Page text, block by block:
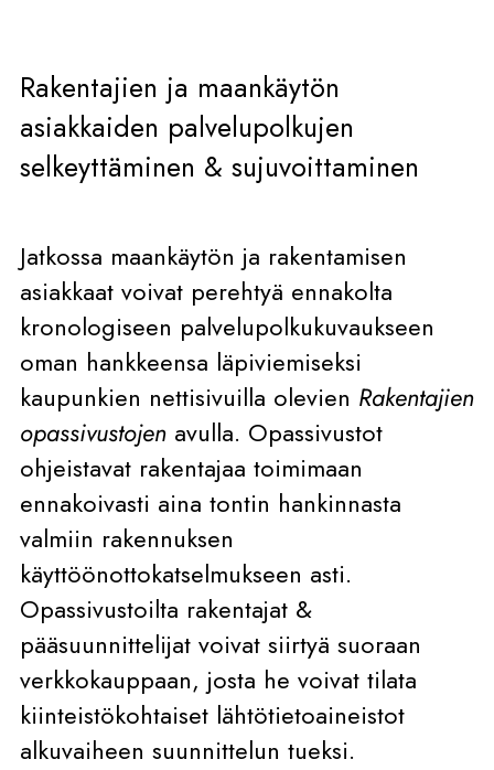
Rakentajien ja maankäytön
asiakkaiden palvelupolkujen
selkeyttäminen & sujuvoittaminen
Jatkossa maankäytön ja rakentamisen
asiakkaat voivat perehtyä ennakolta
kronologiseen palvelupolkukuvaukseen
oman hankkeensa läpiviemiseksi
kaupunkien nettisivuilla olevien Rakentajien
opassivustojen avulla. Opassivustot
ohjeistavat rakentajaa toimimaan
ennakoivasti aina tontin hankinnasta
valmiin rakennuksen
käyttöönottokatselmukseen asti.
Opassivustoilta rakentajat &
pääsuunnittelijat voivat siirtyä suoraan
verkkokauppaan, josta he voivat tilata
kiinteistökohtaiset lähtötietoaineistot
alkuvaiheen suunnittelun tueksi.